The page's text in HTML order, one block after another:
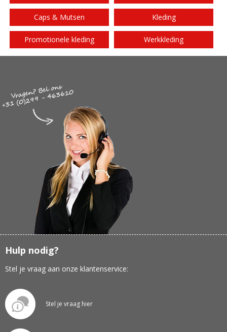
Caps & Mutsen Kleding
Promotionele kleding Werkkleding
Hulp nodig?
Stel je vraag aan onze klantenservice:
Stel je vraag hier